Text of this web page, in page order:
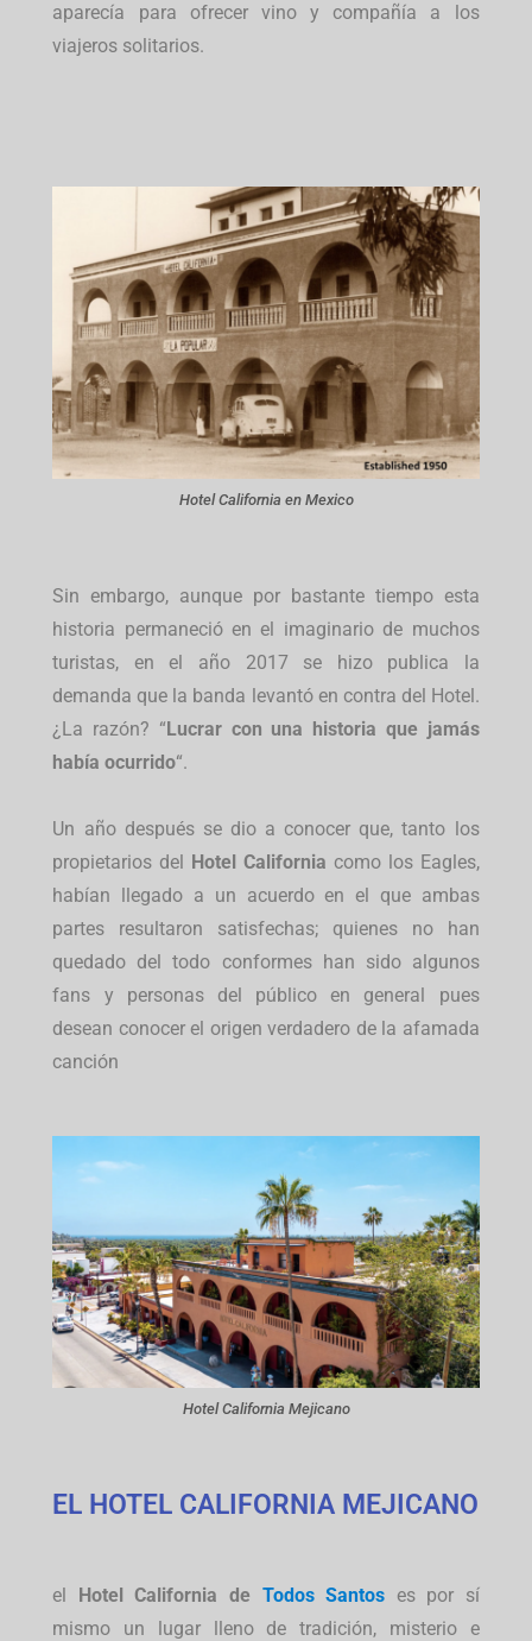
aparecía para ofrecer vino y compañía a los
viajeros solitarios.
Hotel California en Mexico
Sin embargo, aunque por bastante tiempo esta
historia permaneció en el imaginario de muchos
turistas, en el año 2017 se hizo publica la
demanda que la banda levantó en contra del Hotel.
¿La razón? “Lucrar con una historia que jamás
había ocurrido“.
Un año después se dio a conocer que, tanto los
propietarios del Hotel California como los Eagles,
habían llegado a un acuerdo en el que ambas
partes resultaron satisfechas; quienes no han
quedado del todo conformes han sido algunos
fans y personas del público en general pues
desean conocer el origen verdadero de la afamada
canción
Hotel California Mejicano
EL HOTEL CALIFORNIA MEJICANO
el Hotel California de Todos Santos es por sí
mismo un lugar lleno de tradición, misterio e